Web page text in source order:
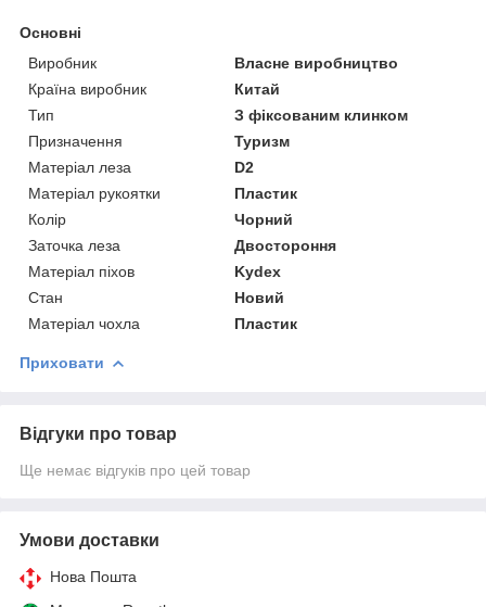
Основні
Виробник
Власне виробництво
Країна виробник
Китай
Тип
З фіксованим клинком
Призначення
Туризм
Матеріал леза
D2
Матеріал рукоятки
Пластик
Колір
Чорний
Заточка леза
Двостороння
Матеріал піхов
Kydex
Стан
Новий
Матеріал чохла
Пластик
Приховати
Відгуки про товар
Ще немає відгуків про цей товар
Умови доставки
Нова Пошта